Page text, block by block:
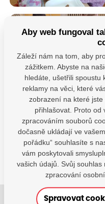
Aby web fungoval
Záleží nám na tom, aby
zážitkem. Abyste na
hledáte, ušetřili spoustu
reklamy na věci, které
zobrazení na které
přihlašovat. Proto od
zpracováním souborů
dočasně ukládají ve
pořádku“ souhlasíte s
vám poskytovali
vašich údajů. Svůj
zpracování
Spravovat